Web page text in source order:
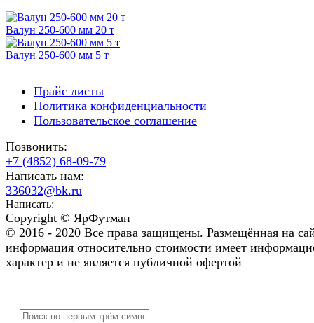
Валун 250-600 мм 20 т
Валун 250-600 мм 5 т
Прайс листы
Политика конфиденциальности
Пользовательское соглашение
Позвонить:
+7 (4852) 68-09-79
Написать нам:
336032@bk.ru
Написать:
Copyright © ЯрФутман
© 2016 - 2020 Все права защищены. Размещённая на
информация относительно стоимости имеет
характер и не является публичной офертой